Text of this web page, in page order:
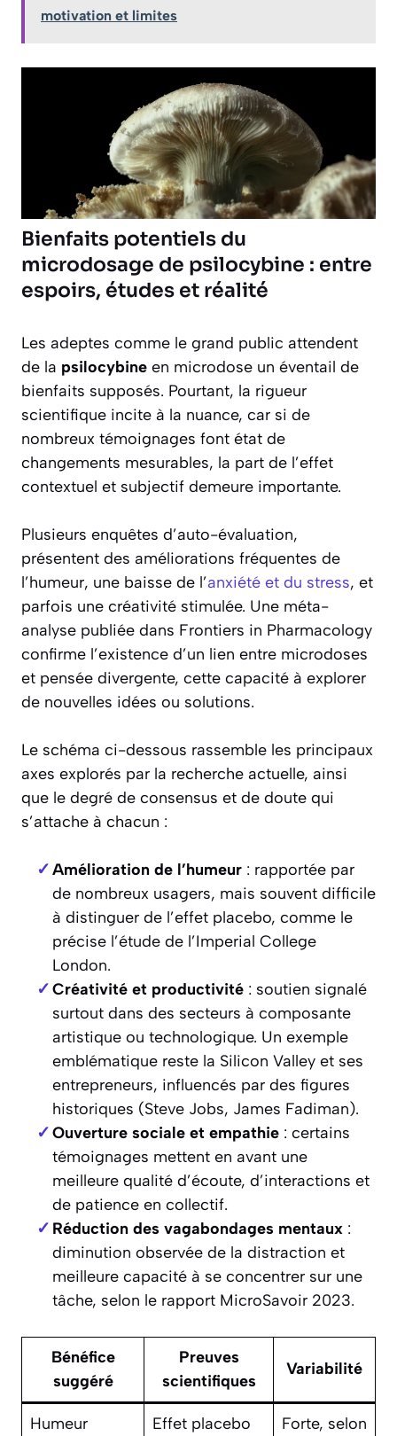
motivation et limites
Bienfaits potentiels du
microdosage de psilocybine : entre
espoirs, études et réalité
Les adeptes comme le grand public attendent
de la psilocybine en microdose un éventail de
bienfaits supposés. Pourtant, la rigueur
scientifique incite à la nuance, car si de
nombreux témoignages font état de
changements mesurables, la part de l’effet
contextuel et subjectif demeure importante.
Plusieurs enquêtes d’auto-évaluation,
présentent des améliorations fréquentes de
l’humeur, une baisse de l’anxiété et du stress, et
parfois une créativité stimulée. Une méta-
analyse publiée dans Frontiers in Pharmacology
confirme l’existence d’un lien entre microdoses
et pensée divergente, cette capacité à explorer
de nouvelles idées ou solutions.
Le schéma ci-dessous rassemble les principaux
axes explorés par la recherche actuelle, ainsi
que le degré de consensus et de doute qui
s’attache à chacun :
Amélioration de l’humeur: rapportée par
de nombreux usagers, mais souvent difficile
à distinguer de l’effet placebo, comme le
précise l’étude de l’Imperial College
London.
Créativité et productivité: soutien signalé
surtout dans des secteurs à composante
artistique ou technologique. Un exemple
emblématique reste la Silicon Valley et ses
entrepreneurs, influencés par des figures
historiques (Steve Jobs, James Fadiman).
Ouverture sociale et empathie: certains
témoignages mettent en avant une
meilleure qualité d’écoute, d’interactions et
de patience en collectif.
Réduction des vagabondages mentaux:
diminution observée de la distraction et
meilleure capacité à se concentrer sur une
tâche, selon le rapport MicroSavoir 2023.
Bénéfice
suggéré
Preuves
scientifiques
Variabilité
Humeur
Effet placebo
Forte, selon